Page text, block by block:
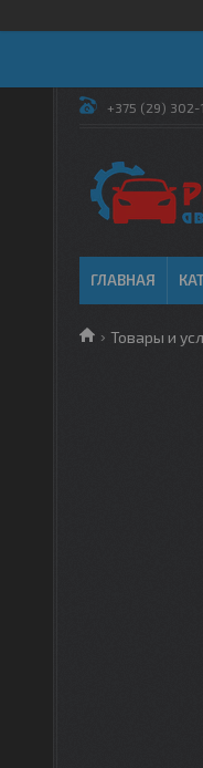
+375 (29) 302-
ГЛАВНАЯ
Товары и